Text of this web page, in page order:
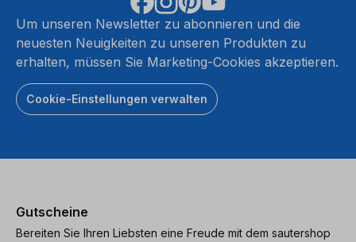
Um unseren Newsletter zu abonnieren und die
neuesten Neuigkeiten zu unseren Produkten zu
erhalten, müssen Sie Marketing-Cookies akzeptieren.
Cookie-Einstellungen verwalten
Gutscheine
Bereiten Sie Ihren Liebsten eine Freude mit dem sautershop